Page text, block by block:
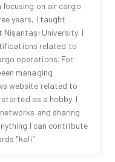
focusing on air cargo
years, I taught
University. I
related to
operations. For
managing
website related to
as a hobby. I
and sharing
I can contribute
"kali"